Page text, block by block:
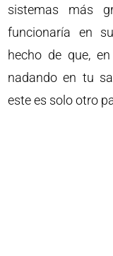
sistemas más
funcionaría en
hecho de que,
nadando en tu
este es solo otro